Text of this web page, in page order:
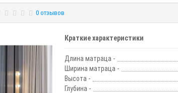
0 отзывов
Краткие характеристики
Длина матраца -
Ширина матраца -
Высота -
Глубина -